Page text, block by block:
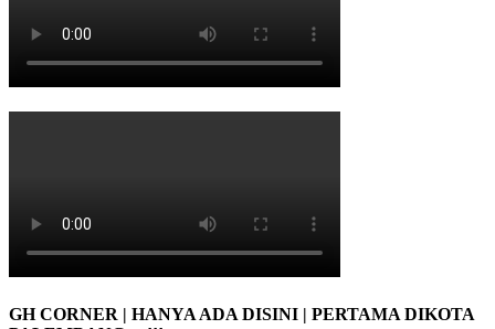
GH CORNER | HANYA ADA DISINI | PERTAMA DIKOTA